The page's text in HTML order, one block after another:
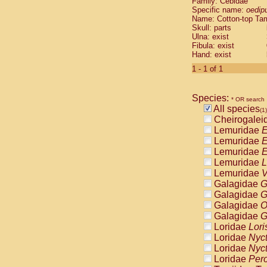
Cebidae
Cebidae
Cebidae
Cebidae
Cebidae
Cebidae
Cebidae
Cebidae
Cebidae
Cebidae
Cebidae
Cebidae
Atelidae
Atelidae
Atelidae
Atelidae
Atelidae
Atelidae
Atelidae
Atelidae
Atelidae
Atelidae
Pitheciidae
Specific name:
Name: Cotton-top
Skull: parts
Ulna: exist
Fibula: exist
Hand: exist
1 - 1 of 1
Species: * OR search
All species(1)
Lemuridae
Lemuridae
Lemuridae
Lemuridae
Lemuridae
Galagidae
Galagidae
Galagidae
Galagidae
Loridae
Loridae
Loridae
Loridae